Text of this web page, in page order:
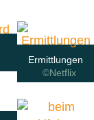
Ermittlungen
©Netflix